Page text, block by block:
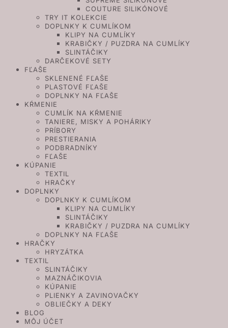
COUTURE SILIKÓNOVÉ
TRY IT KOLEKCIE
DOPLNKY K CUMLÍKOM
KLIPY NA CUMLÍKY
KRABIČKY / PUZDRA NA CUMLÍKY
SLINTÁČIKY
DARČEKOVÉ SETY
FĽAŠE
SKLENENÉ FĽAŠE
PLASTOVÉ FĽAŠE
DOPLNKY NA FĽAŠE
KŔMENIE
CUMLÍK NA KŔMENIE
TANIERE, MISKY A POHÁRIKY
PRÍBORY
PRESTIERANIA
PODBRADNÍKY
FĽAŠE
KÚPANIE
TEXTIL
HRAČKY
DOPLNKY
DOPLNKY K CUMLÍKOM
KLIPY NA CUMLÍKY
SLINTÁČIKY
KRABIČKY / PUZDRA NA CUMLÍKY
DOPLNKY NA FĽAŠE
HRAČKY
HRYZÁTKA
TEXTIL
SLINTÁČIKY
MAZNÁČIKOVIA
KÚPANIE
PLIENKY A ZAVINOVAČKY
OBLIEČKY A DEKY
BLOG
MÔJ ÚČET